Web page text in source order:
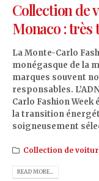
Collection de
Monaco : très
La Monte-Carlo
monégasque de la
marques souvent
responsables.
Carlo Fashion
la transition
soigneusement
Collection de
READ MORE...